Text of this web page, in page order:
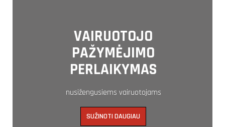
VAIRUOTOJO
PAŽYMĖJIMO
PERLAIKYMAS
nusižengusiems vairuotojams
SUŽINOTI DAUGIAU